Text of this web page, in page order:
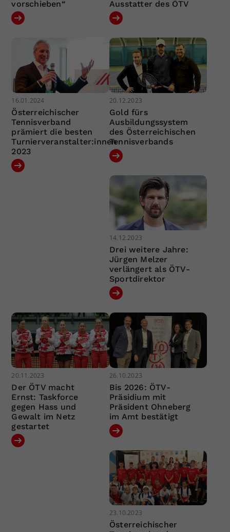
vorschieben“ Ausstatter des ÖTV
16.01.2024
Österreichischer
Tennisverband
prämiert die besten
Turnierveranstalter:innen
2023
20.12.2023
Gold fürs
Ausbildungssystem
des Österreichischen
Tennisverbands
14.12.2023
Drei weitere Jahre:
Jürgen Melzer
verlängert als ÖTV-
Sportdirektor
20.11.2023
Der ÖTV macht
Ernst: Taskforce
gegen Hass und
Gewalt im Netz
gestartet
26.10.2023
Bis 2026: ÖTV-
Präsidium mit
Präsident Ohneberg
im Amt bestätigt
23.10.2023
Österreichischer